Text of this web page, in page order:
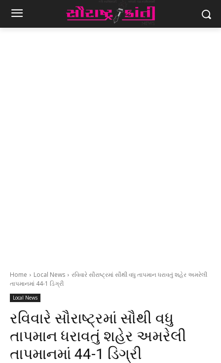
Home Local News
રવિવારે સૌરાષ્ટ્રમાં સૌથી વધુ તાપમાન ધરાવતું શહેર અમરેલી
તાપમાનમાં 44-1 ડિગ્રી
Local News
રવિવારે સૌરાષ્ટ્રમાં સૌથી વધુ
તાપમાન ધરાવતું શહેર અમરેલી
તાપમાનમાં 44-1 ડિગ્રી